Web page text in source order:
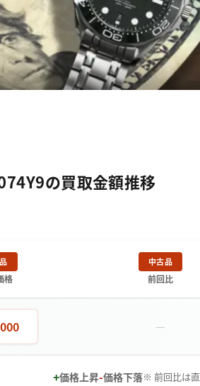
の買取金額推移
格
中古品
前回比
－
+価格上昇-価格下落※ 前回比は